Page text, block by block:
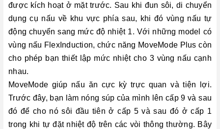
được kích hoạt ở mặt trước. Sau khi đun sôi, di chuyển
dụng cụ nấu về khu vực phía sau, khi đó vùng nấu tự
động chuyển sang mức độ nhiệt 1. Với những model có
vùng nấu FlexInduction, chức năng MoveMode Plus còn
cho phép bạn thiết lập mức nhiệt cho 3 vùng nấu cạnh
nhau.
MoveMode giúp nấu ăn cực kỳ trực quan và tiện lợi.
Trước đây, bạn làm nóng súp của mình lên cấp 9 và sau
đó để cho nó sôi đầu tiên ở cấp 5 và sau đó ở cấp 1
trong khi tự đặt nhiệt độ trên các vòi thông thường. Bây